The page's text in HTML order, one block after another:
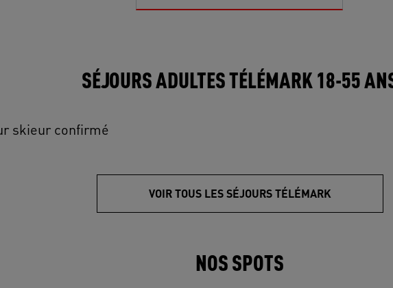
SÉJOURS ADULTES TÉLÉMARK 18-55
skieur confirmé
VOIR TOUS LES SÉJOURS TÉLÉMARK
NOS SPOTS